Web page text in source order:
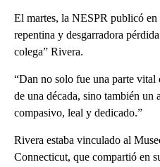
El martes, la NESPR publicó en
repentina y desgarradora
colega” Rivera.
“Dan no solo fue una parte vital
de una década, sino también un
compasivo, leal y dedicado.”
Rivera estaba vinculado al
Connecticut, que compartió en